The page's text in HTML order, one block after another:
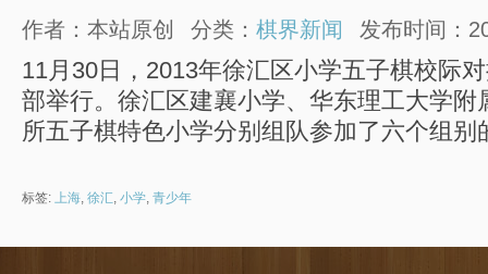
作者：本站原创 分类： 棋界新闻 发布时间：
11月30日，2013年徐汇区小学五子棋校际
部举行。徐汇区建襄小学、华东理工大学附
所五子棋特色小学分别组队参加了六个组别
标签: 上海 徐汇 小学 青少年